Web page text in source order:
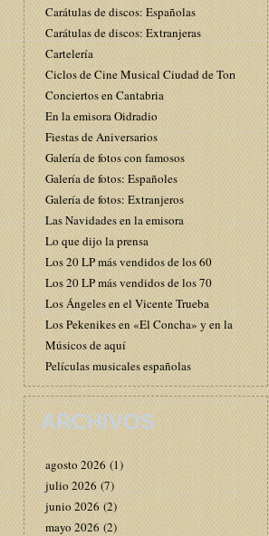
Carátulas de discos: Españolas
Carátulas de discos: Extranjeras
Cartelería
Ciclos de Cine Musical Ciudad de Torrelavega
Conciertos en Cantabria
En la emisora Oidradio
Fiestas de Aniversarios
Galería de fotos con famosos
Galería de fotos: Españoles
Galería de fotos: Extranjeros
Las Navidades en la emisora
Lo que dijo la prensa
Los 20 LP más vendidos de los 60
Los 20 LP más vendidos de los 70
Los Ángeles en el Vicente Trueba
Los Pekenikes en «El Concha» y en la emisora
Músicos de aquí
Películas musicales españolas
ARCHIVOS
agosto 2026 (1)
julio 2026 (7)
junio 2026 (2)
mayo 2026 (2)